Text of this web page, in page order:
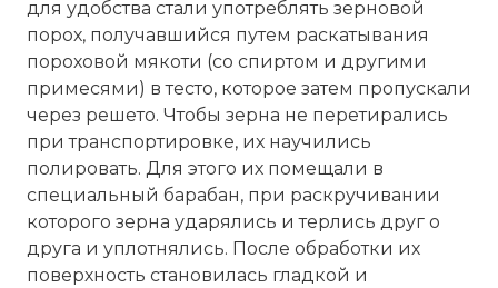
для удобства стали употреблять зерновой
порох, получавшийся путем раскатывания
пороховой мякоти (со спиртом и другими
примесями) в тесто, которое затем пропускали
через решето. Чтобы зерна не перетирались
при транспортировке, их научились
полировать. Для этого их помещали в
специальный барабан, при раскручивании
которого зерна ударялись и терлись друг о
друга и уплотнялись. После обработки их
поверхность становилась гладкой и